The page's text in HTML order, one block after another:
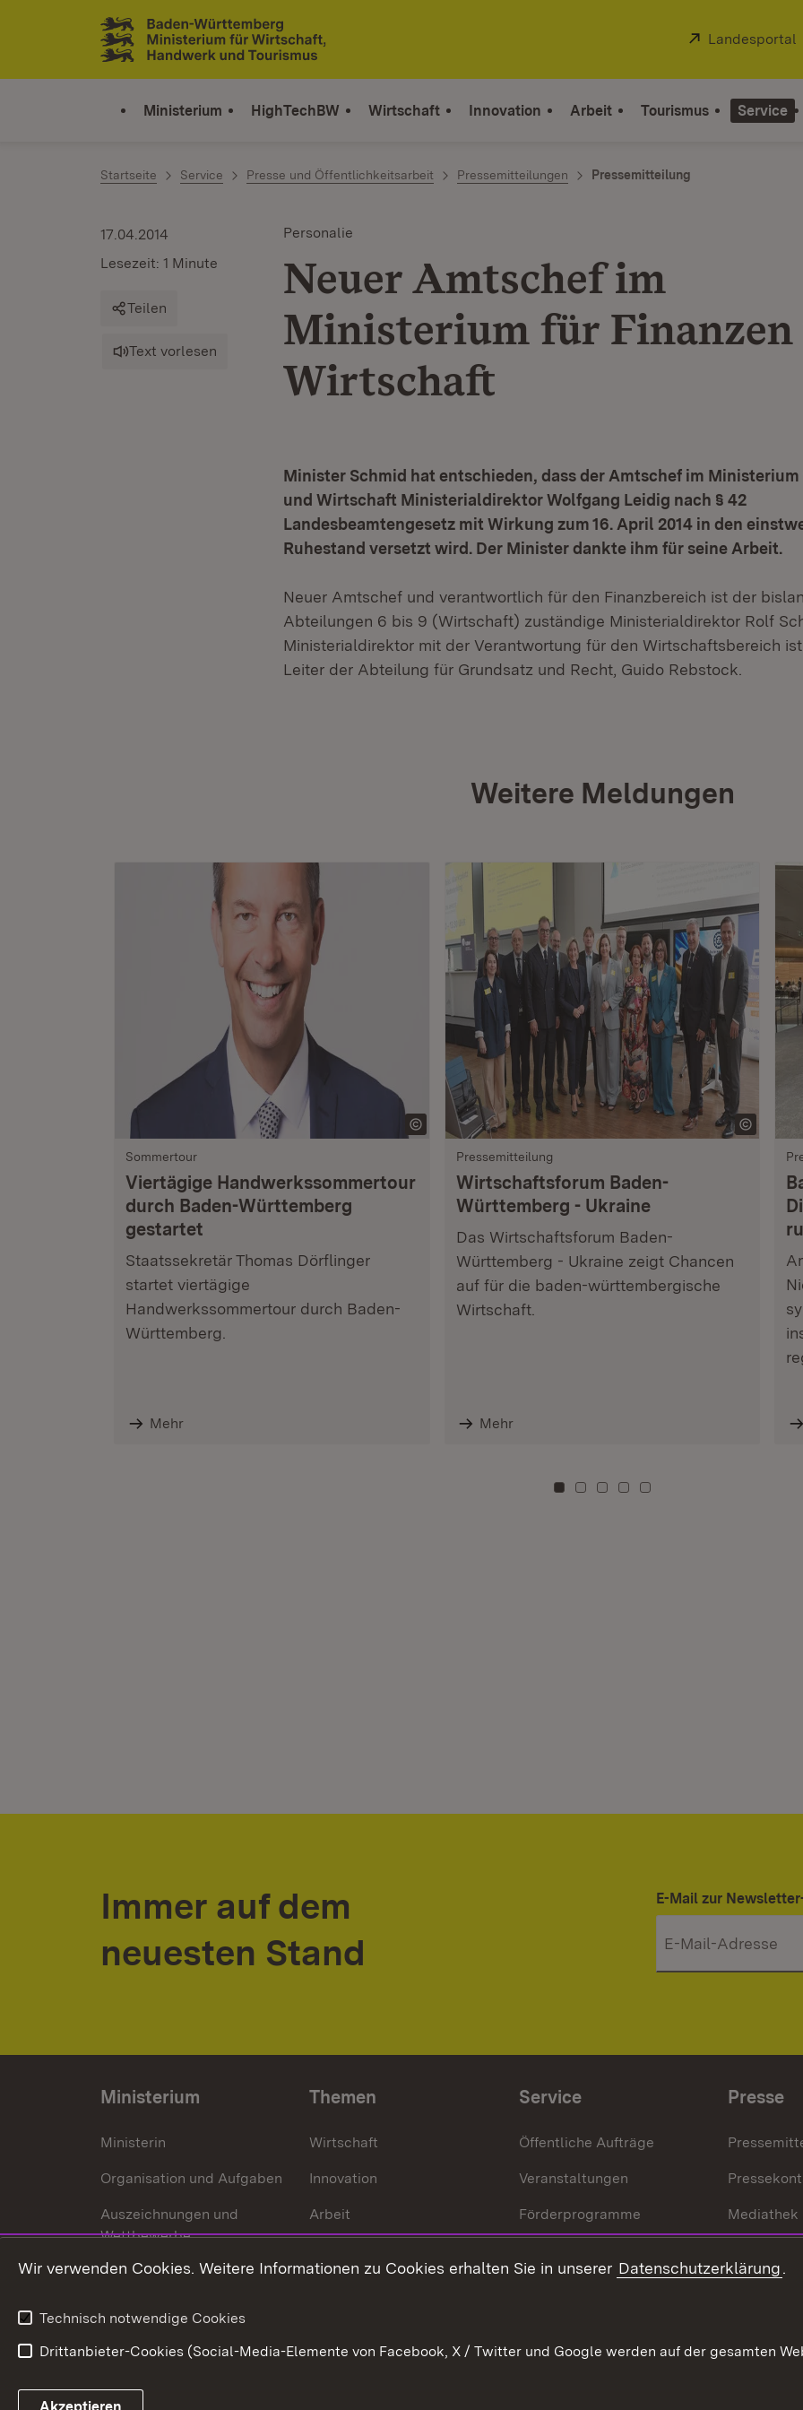
Zum Inhalt springen
Link zur Startseite
Extern:
Landesportal
Ministerium HighTechBW Wirtschaft Innovation Arbeit Tourismus Service
Startseite Service Presse und Öffentlichkeitsarbeit Pressemitteilungen Pressemitteilung
Personalie
Neuer Amtschef im
Ministerium für Finanzen
Wirtschaft
17.04.2014
Lesezeit: 1 Minute
Teilen
Text vorlesen
Minister Schmid hat entschieden, dass der Amtschef im Ministerium
und Wirtschaft Ministerialdirektor Wolfgang Leidig nach § 42
Landesbeamtengesetz mit Wirkung zum 16. April 2014 in den
Ruhestand versetzt wird. Der Minister dankte ihm für seine Arbeit.
Neuer Amtschef und verantwortlich für den Finanzbereich ist der
Abteilungen 6 bis 9 (Wirtschaft) zuständige Ministerialdirektor Rolf
Ministerialdirektor mit der Verantwortung für den Wirtschaftsbereich
Leiter der Abteilung für Grundsatz und Recht, Guido Rebstock.
Weitere Meldungen
Sommertour
Viertägige Handwerkssommertour
durch Baden-Württemberg
gestartet
Staatssekretär Thomas Dörflinger
startet viertägige
Handwerkssommertour durch Baden-
Württemberg.
Mehr
Pressemitteilung
Wirtschaftsforum Baden-
Württemberg - Ukraine
Das Wirtschaftsforum Baden-
Württemberg - Ukraine zeigt Chancen
auf für die baden-württembergische
Wirtschaft.
Mehr
Zu Kachel: 0
Zu Kachel: 3
Zu Kachel: 6
Zu Kachel: 9
Zu Kachel: 12
Immer auf dem
neuesten Stand
E-Mail zur
Ministerium
Ministerin
Organisation und Aufgaben
Auszeichnungen und
Wettbewerbe
Themen
Wirtschaft
Innovation
Arbeit
Service
Öffentliche Aufträge
Veranstaltungen
Förderprogramme
Presse
Mediathek
Link zum Landesportal
Wir verwenden Cookies. Weitere Informationen zu Cookies erhalten Sie in unserer Datenschutzerklärung.
Technisch notwendige Cookies
Drittanbieter-Cookies (Social-Media-Elemente von Facebook, X / Twitter und Google werden auf der gesamten